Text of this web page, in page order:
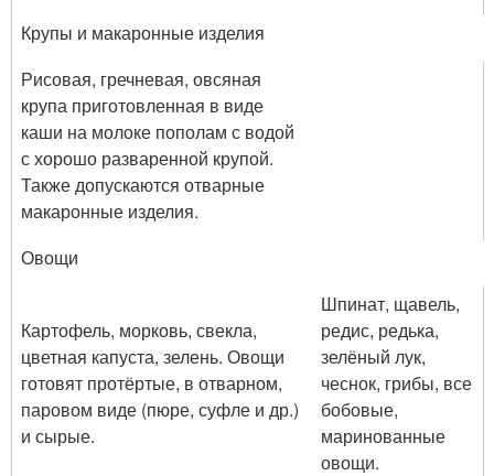
Крупы и макаронные изделия
Рисовая, гречневая, овсяная
крупа приготовленная в виде
каши на молоке пополам с водой
с хорошо разваренной крупой.
Также допускаются отварные
макаронные изделия.
Овощи
Картофель, морковь, свекла,
цветная капуста, зелень. Овощи
готовят протёртые, в отварном,
паровом виде (пюре, суфле и др.)
и сырые.
Шпинат, щавель,
редис, редька,
зелёный лук,
чеснок, грибы, все
бобовые,
маринованные
овощи.